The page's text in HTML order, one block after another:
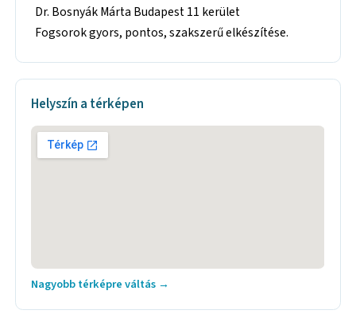
Dr. Bosnyák Márta Budapest 11 kerület
Fogsorok gyors, pontos, szakszerű elkészítése.
Helyszín a térképen
Nagyobb térképre váltás →